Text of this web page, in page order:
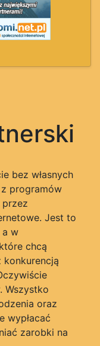
bez własnych
programów
Jest to
a w
chcą
konkurencją
Wszystko
oraz
wypłacać
zarobki na